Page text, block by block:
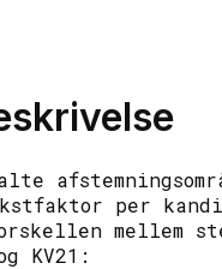
per
mellem
KV21: